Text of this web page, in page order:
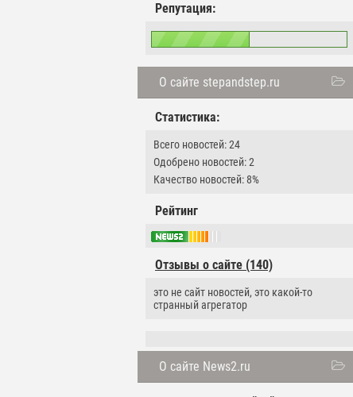
Репутация:
О сайте stepandstep.ru
Статистика:
Всего новостей: 24
Одобрено новостей: 2
Качество новостей: 8%
Рейтинг
Отзывы о сайте (140)
это не сайт новостей, это какой-то
странный агрегатор
О сайте News2.ru